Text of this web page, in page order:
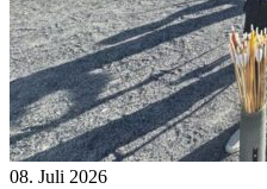
08. Juli 2026